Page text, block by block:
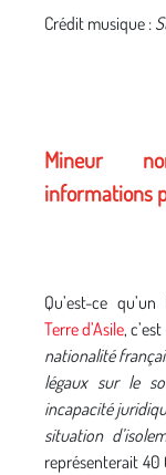
Crédit musique :
Mineur
informations
Qu’est-ce
Terre d’Asile,
nationalité
légaux sur le
incapacité
situation
représenterait 40